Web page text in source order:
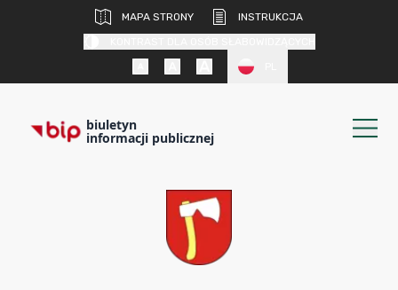
MAPA STRONY
INSTRUKCJA
biuletyn
informacji publicznej